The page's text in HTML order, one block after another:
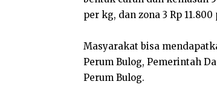
per kg, dan zona 3 Rp 11.800
Masyarakat bisa
Perum Bulog, Pemerintah
Perum Bulog.